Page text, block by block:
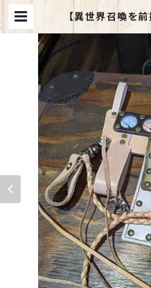
【異世界召喚を
ルトⅠ型】～ダン
～ レザーベル
パンク ゴシック
世界の道具屋